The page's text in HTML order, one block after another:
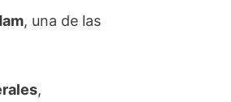
, una de las
,